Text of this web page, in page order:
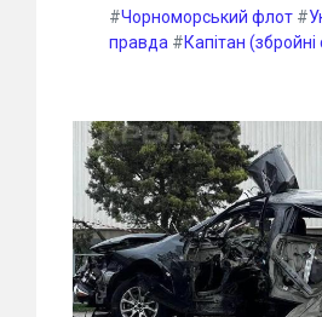
#Чорноморський флот #
правда #Капітан (збройні